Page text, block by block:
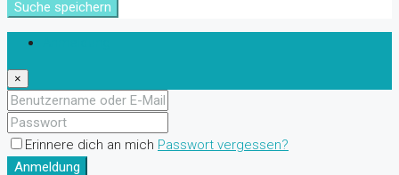
Suche speichern
×
Erinnere dich an mich Passwort vergessen?
Anmeldung